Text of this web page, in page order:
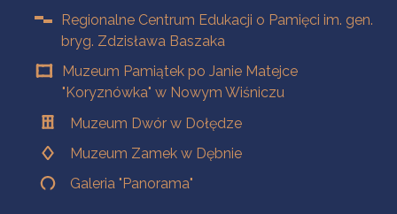
Regionalne Centrum Edukacji o Pamięci im. gen.
bryg. Zdzisława Baszaka
Muzeum Pamiątek po Janie Matejce
"Koryznówka" w Nowym Wiśniczu
Muzeum Dwór w Dołędze
Muzeum Zamek w Dębnie
Galeria "Panorama"